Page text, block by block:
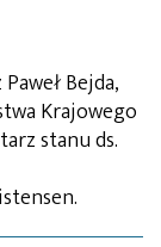
Bejda,
Krajowego
stanu ds.